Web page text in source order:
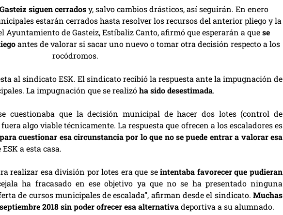
siguen cerradosy, salvo cambios drásticos, así seguirán. En enero
estarán cerrados hasta resolver los recursos del anterior pliego y la
Ayuntamiento de Gasteiz, Estíbaliz Canto, afirmó que esperarán a quese
antes de valorar si sacar uno nuevo o tomar otra decisión respecto a los
rocódromos.
al sindicato ESK. El sindicato recibió la respuesta ante la impugnación de
La impugnación que se realizóha sido desestimada.
cuestionaba que la decisión municipal de hacer dos lotes (control de
algo viable técnicamente. La respuesta que ofrecen a los escaladores es
cuestionar esa circunstancia por lo que no se puede entrar a valorar esa
a esta casa.
realizar esa división por lotes era que seintentaba favorecer que pudieran
ha fracasado en ese objetivo ya que no se ha presentado ninguna
de cursos municipales de escalada”, afirman desde el sindicato. Muchas
2018 sin poder ofrecer esa alternativadeportiva a su alumnado.